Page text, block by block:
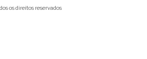
os direitos reservados